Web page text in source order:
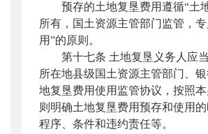
预存的土地复垦费用遵循“土
所有，国土资源主管部门监管，
用”的原则。
第十七条 土地复垦义务人应
所在地县级国土资源主管部门、
地复垦费用使用监管协议，按照
则明确土地复垦费用预存和使用的
程序、条件和违约责任等。